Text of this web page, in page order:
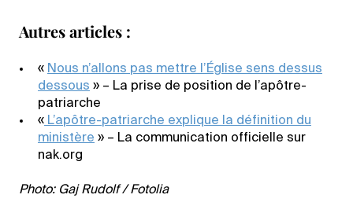
Autres articles :
« Nous n’allons pas mettre l’Église sens dessus
dessous » – La prise de position de l’apôtre-
patriarche
« L’apôtre-patriarche explique la définition du
ministère » – La communication officielle sur
nak.org
Photo: Gaj Rudolf / Fotolia